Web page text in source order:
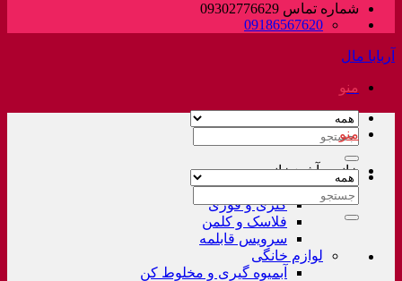
شماره تماس 09302776629
09186567620
آربابا مال
منو
جستجو
خانه و آشپزخانه
لوازم خانگی غیر برقی
کتری و قوری
فلاسک و کلمن
سرویس قابلمه
لوازم خانگی
آبمیوه گیری و مخلوط کن
منو
جستجو